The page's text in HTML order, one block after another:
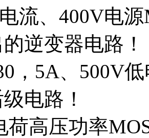
流、400V电
逆变器电路！
，5A、500V
电路！
荷高压功率